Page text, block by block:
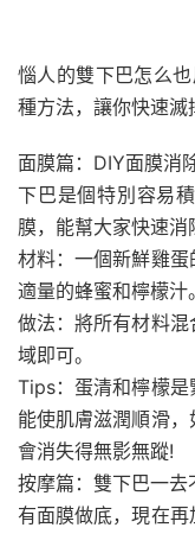
惱人的雙下巴怎么
種方法，讓你快速滅
面膜篇：DIY面膜消
下巴是個特別容易
膜，能幫大家快速消
材料：一個新鮮雞蛋
適量的蜂蜜和檸檬汁。
做法：將所有材料
域即可。
Tips：蛋清和檸檬是
能使肌膚滋潤順滑
會消失得無影無蹤!
按摩篇：雙下巴一去
有面膜做底，現在